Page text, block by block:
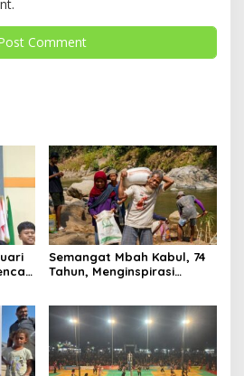
Semangat Mbah Kabul, 74
Tahun, Menginspirasi